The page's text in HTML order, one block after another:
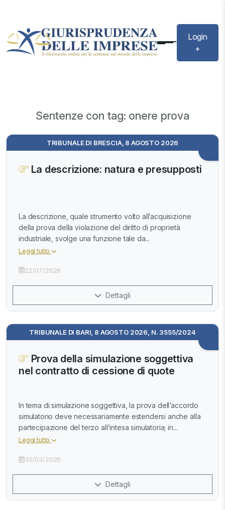
Login
+
Sentenze con tag: onere prova
TRIBUNALE DI BRESCIA, 8 AGOSTO 2026
La descrizione: natura e presupposti
La descrizione, quale strumento volto all’acquisizione
della prova della violazione del diritto di proprietà
industriale, svolge una funzione tale da...
Leggi tutto
22/07/2026
Dettagli
TRIBUNALE DI BARI, 8 AGOSTO 2026, N. 3555/2024
Prova della simulazione soggettiva
nel contratto di cessione di quote
In tema di simulazione soggettiva, la prova dell’accordo
simulatorio deve necessariamente estendersi anche alla
partecipazione del terzo all’intesa simulatoria; in...
Leggi tutto
30/03/2026
Dettagli